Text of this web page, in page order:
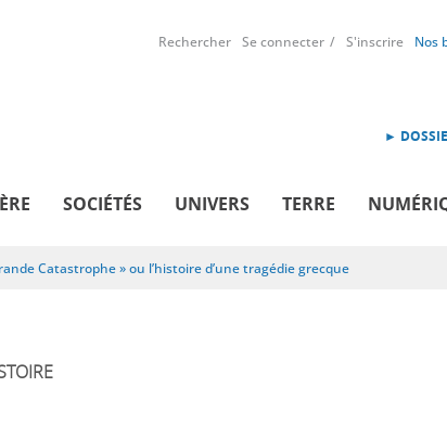
Rechercher Se connecter S'inscrire Nos
►
SOCIÉTÉS UNIVERS TERRE
Catastrophe » ou l’histoire d’une tragédie grecque